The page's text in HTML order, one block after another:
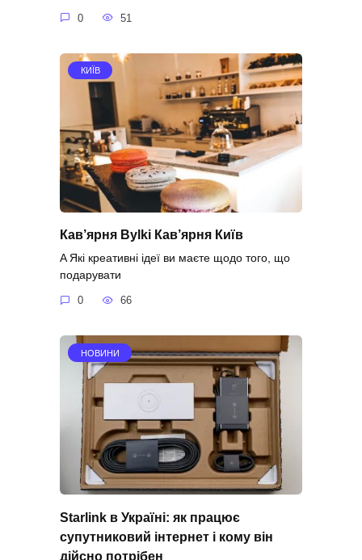
0 51
КИЇВ
Кав’ярня Bylki Кав’ярня Київ
A Які креативні ідеї ви маєте щодо того, що
подарувати
0 66
НОВИНИ
Starlink в Україні: як працює
супутниковий інтернет і кому він
дійсно потрібен